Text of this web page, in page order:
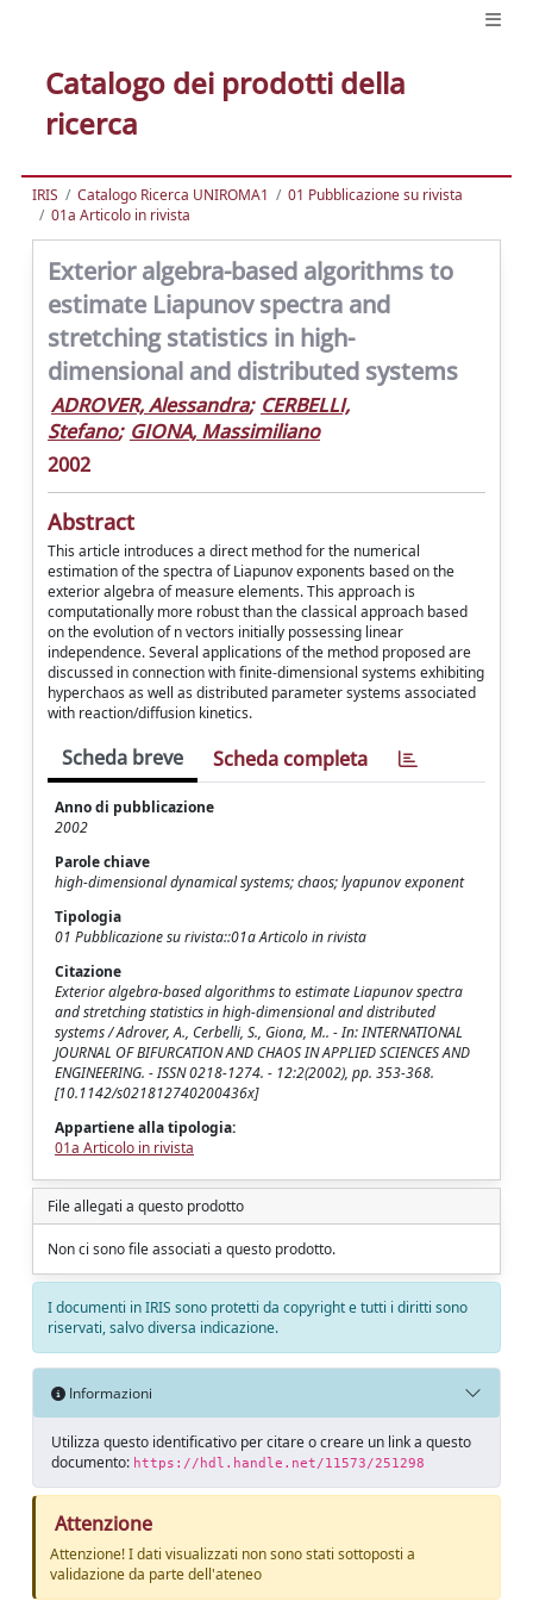
Catalogo dei prodotti della
ricerca
IRIS Catalogo Ricerca UNIROMA1
01 Pubblicazione su rivista
01a Articolo in rivista
Exterior algebra-based algorithms to
estimate Liapunov spectra and
stretching statistics in high-
dimensional and distributed systems
ADROVER, Alessandra; CERBELLI,
Stefano; GIONA, Massimiliano
2002
Abstract
This article introduces a direct method for the numerical
estimation of the spectra of Liapunov exponents based on the
exterior algebra of measure elements. This approach is
computationally more robust than the classical approach based
on the evolution of n vectors initially possessing linear
independence. Several applications of the method proposed are
discussed in connection with finite-dimensional systems exhibiting
hyperchaos as well as distributed parameter systems associated
with reaction/diffusion kinetics.
Scheda breve Scheda completa
Anno di pubblicazione
2002
Parole chiave
high-dimensional dynamical systems; chaos; lyapunov exponent
Tipologia
01 Pubblicazione su rivista::01a Articolo in rivista
Citazione
Exterior algebra-based algorithms to estimate Liapunov spectra
and stretching statistics in high-dimensional and distributed
systems / Adrover, A., Cerbelli, S., Giona, M.. - In: INTERNATIONAL
JOURNAL OF BIFURCATION AND CHAOS IN APPLIED SCIENCES AND
ENGINEERING. - ISSN 0218-1274. - 12:2(2002), pp. 353-368.
[10.1142/s021812740200436x]
Appartiene alla tipologia:
01a Articolo in rivista
File allegati a questo prodotto
Non ci sono file associati a questo prodotto.
I documenti in IRIS sono protetti da copyright e tutti i diritti sono
riservati, salvo diversa indicazione.
Informazioni
Utilizza questo identificativo per citare o creare un link a questo
documento: https://hdl.handle.net/11573/251298
Attenzione
Attenzione! I dati visualizzati non sono stati sottoposti a
validazione da parte dell'ateneo